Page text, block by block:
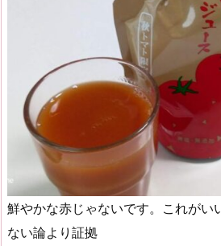
鮮やかな赤じゃないです。これがい
ない論より証拠